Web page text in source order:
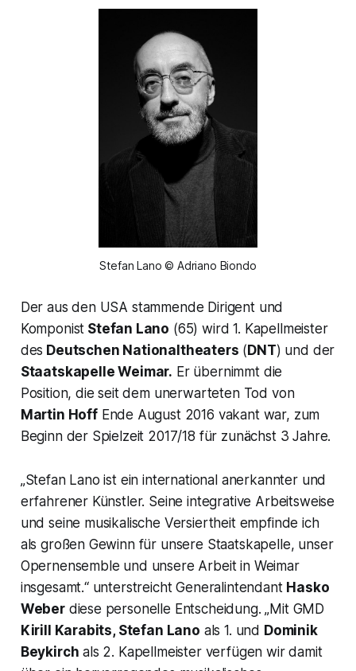
Stefan Lano © Adriano Biondo
Der aus den USA stammende Dirigent und
Komponist Stefan Lano (65) wird 1. Kapellmeister
des Deutschen Nationaltheaters (DNT) und der
Staatskapelle Weimar. Er übernimmt die
Position, die seit dem unerwarteten Tod von
Martin HoffEnde August 2016 vakant war, zum
Beginn der Spielzeit 2017/18 für zunächst 3 Jahre.
„Stefan Lano ist ein international anerkannter und
erfahrener Künstler. Seine integrative Arbeitsweise
und seine musikalische Versiertheit empfinde ich
als großen Gewinn für unsere Staatskapelle, unser
Opernensemble und unsere Arbeit in Weimar
insgesamt.“ unterstreicht Generalintendant Hasko
Weberdiese personelle Entscheidung. „Mit GMD
Kirill Karabits, Stefan Lano als 1. und Dominik
Beykirch als 2. Kapellmeister verfügen wir damit